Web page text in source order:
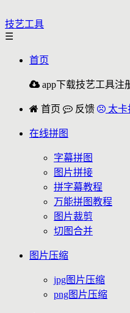
技艺工具
☰
首页
app下载技艺工具注
首页 反馈 太卡
在线拼图
字幕拼图
图片拼接
拼字幕教程
万能拼图教程
图片裁剪
切图合并
图片压缩
jpg图片压缩
png图片压缩